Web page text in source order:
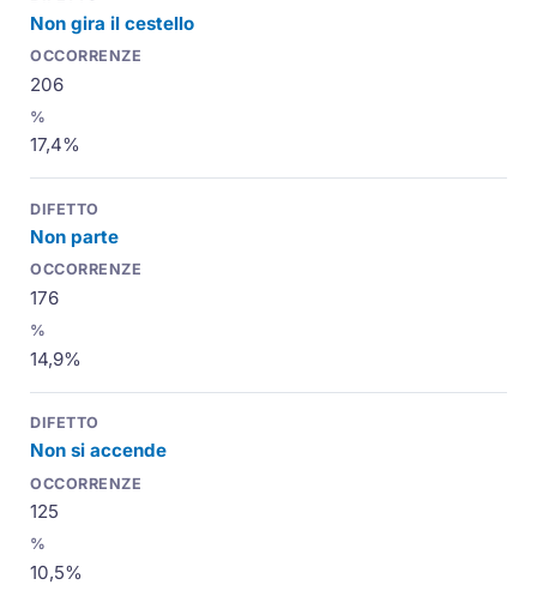
Non gira il cestello
206
17,4%
Non parte
176
14,9%
Non si accende
125
10,5%